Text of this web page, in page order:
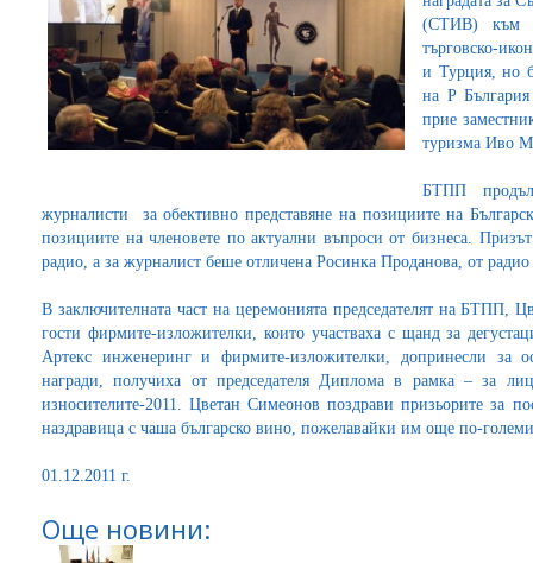
(СТИВ) към
търговско-
и Турция, но
на Р
прие
туризма Иво
БТПП
журналисти за обективно представяне на позициите на
позициите на членовете по актуални въпроси от бизнеса.
радио, а за журналист беше отличена Росинка Проданова, от радио
В заключителната част на церемонията председателят на БТПП,
гости фирмите-изложителки, които участваха с щанд за
Артекс инженеринг и фирмите-изложителки, допринесли за
награди, получиха от председателя Диплома в рамка – за
износителите-2011. Цветан Симеонов поздрави призьорите за
наздравица с чаша българско вино, пожелавайки им още по-
01.12.2011 г.
Още новини: